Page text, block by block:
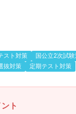
スト対策
国公立2次試
抜対策 定期テスト対策
ト